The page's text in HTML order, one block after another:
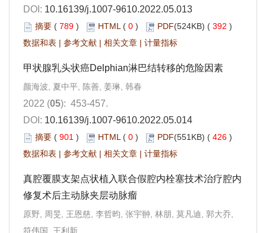
DOI: 10.16139/j.1007-9610.2022.05.013
摘要 ( 789 ) HTML( 0 ) PDF(524KB) ( 392 )
数据和表 | 参考文献 | 相关文章 | 计量指标
甲状腺乳头状癌Delphian淋巴结转移的危险因素
颜海波, 夏中平, 陈善, 姜琳, 韩春
2022 (05): 453-457.
DOI: 10.16139/j.1007-9610.2022.05.014
摘要 ( 901 ) HTML( 0 ) PDF(551KB) ( 426 )
数据和表 | 参考文献 | 相关文章 | 计量指标
真腔覆膜支架点状植入联合假腔内栓塞技术治疗腔内
修复术后主动脉夹层动脉瘤
原野, 周旻, 王恩慈, 李哲昀, 张宇翀, 林朋, 莫凡迪, 郭大乔,
符伟国, 王利新